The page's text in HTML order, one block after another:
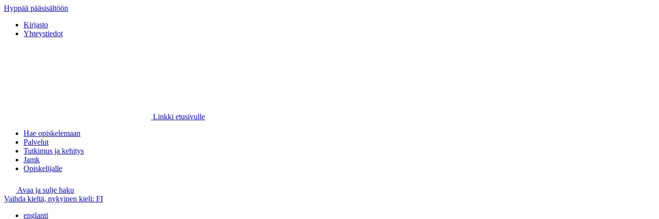
Hyppää pääsisältöön
Kirjasto
Yhteystiedot
Linkki etusivulle
Hae opiskelemaan
Palvelut
Tutkimus ja kehitys
Jamk
Opiskelijalle
Avaa ja sulje haku
Vaihda kieltä, nykyinen kieli: FI
englanti